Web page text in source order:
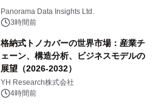
Panorama Data Insights Ltd.
3時間前
格納式トノカバーの世界市場：産業チ
ェーン、構造分析、ビジネスモデルの
展望（2026-2032）
YH Research株式会社
4時間前